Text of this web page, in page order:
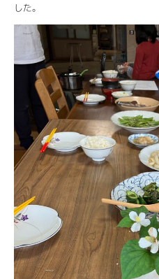
した。